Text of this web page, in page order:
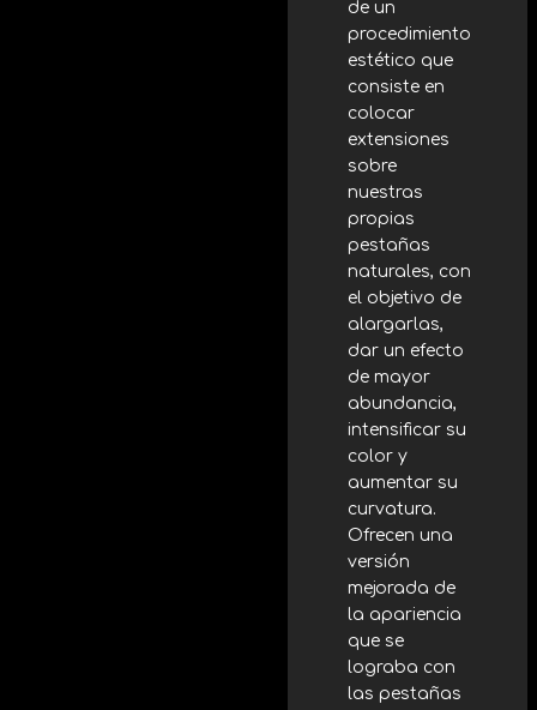
de un
procedimiento
estético que
consiste en
colocar
extensiones
sobre
nuestras
propias
pestañas
naturales, con
el objetivo de
alargarlas,
dar un efecto
de mayor
abundancia,
intensificar su
color y
aumentar su
curvatura.
Ofrecen una
versión
mejorada de
la apariencia
que se
lograba con
las pestañas